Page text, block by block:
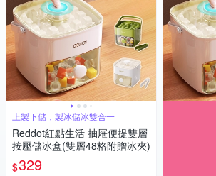
上製下儲，製冰儲冰雙合一
Reddot紅點生活 抽屜便提雙層
按壓儲冰盒(雙層48格附贈冰夾)
$329